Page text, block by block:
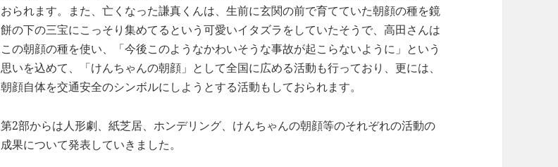
おられます。また、亡くなった謙真くんは、生前に玄関の前で育てていた朝顔の種を鏡
餅の下の三宝にこっそり集めてるという可愛いイタズラをしていたそうで、高田さんは
この朝顔の種を使い、「今後このようなかわいそうな事故が起こらないように」という
思いを込めて、「けんちゃんの朝顔」として全国に広める活動も行っており、更には、
朝顔自体を交通安全のシンボルにしようとする活動もしておられます。
第2部からは人形劇、紙芝居、ホンデリング、けんちゃんの朝顔等のそれぞれの活動の
成果について発表していきました。